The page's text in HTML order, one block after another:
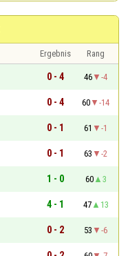
Ergebnis
Rang
0 - 4 46
-4
0 - 4 60
-14
0 - 1 61
-1
0 - 1 63
-2
1 - 0 60
3
4 - 1 47
13
0 - 2 53
-6